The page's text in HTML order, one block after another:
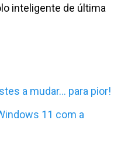
inteligente de última
a mudar… para pior!
11 com a